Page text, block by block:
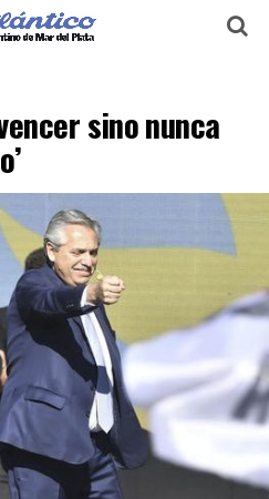
sino nunca